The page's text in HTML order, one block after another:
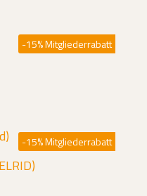
-15% Mitgliederrabatt
-15% Mitgliederrabatt